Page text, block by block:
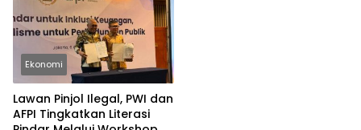
Ekonomi
Lawan Pinjol Ilegal, PWI dan
AFPI Tingkatkan Literasi